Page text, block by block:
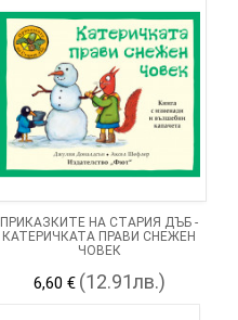
ПРИКАЗКИТЕ НА СТАРИЯ ДЪБ -
КАТЕРИЧКАТА ПРАВИ СНЕЖЕН
ЧОВЕК
6,60 € (12.91лв.)